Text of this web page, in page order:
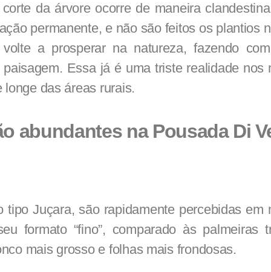
da árvore ocorre de maneira
permanente, e não são feitos os plantios
a prosperar na natureza, fazendo
Essa já é uma triste realidade nos
das áreas rurais.
abundantes na Pousada Di
tipo Juçara, são rapidamente percebidas em
formato “fino”, comparado às palmeiras
mais grosso e folhas mais frondosas.